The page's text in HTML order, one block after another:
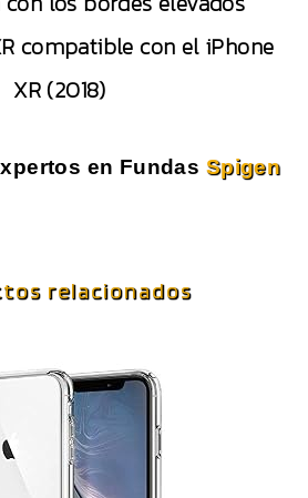
compatible con el iPhone
XR (2018)
en Fundas Spigen
relacionados